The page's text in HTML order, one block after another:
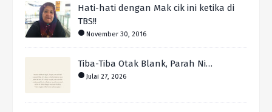
Hati-hati dengan Mak cik ini ketika di
TBS!!
November 30, 2016
Tiba-Tiba Otak Blank, Parah Ni…
Julai 27, 2026